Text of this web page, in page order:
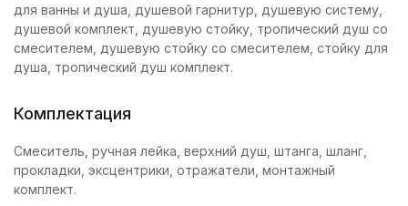
для ванны и душа, душевой гарнитур, душевую систему,
душевой комплект, душевую стойку, тропический душ со
смесителем, душевую стойку со смесителем, стойку для
душа, тропический душ комплект.
Комплектация
Смеситель, ручная лейка, верхний душ, штанга, шланг,
прокладки, эксцентрики, отражатели, монтажный
комплект.